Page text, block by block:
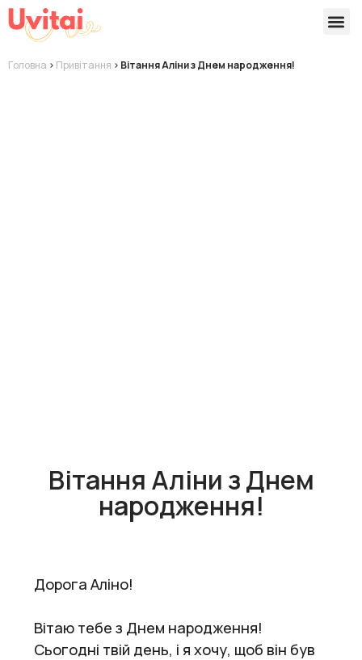
Головна > Привітання > Вітання Аліни з Днем народження!
Вітання Аліни з Днем
народження!
Дорога Аліно!
Вітаю тебе з Днем народження!
Сьогодні твій день, і я хочу, щоб він був